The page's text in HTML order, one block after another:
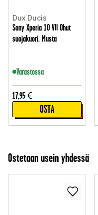
Dux Ducis
Sony Xperia 10 VII Ohut
suojakuori, Musta
Varastossa
17,95 €
OSTA
Ostetaan usein yhdessä